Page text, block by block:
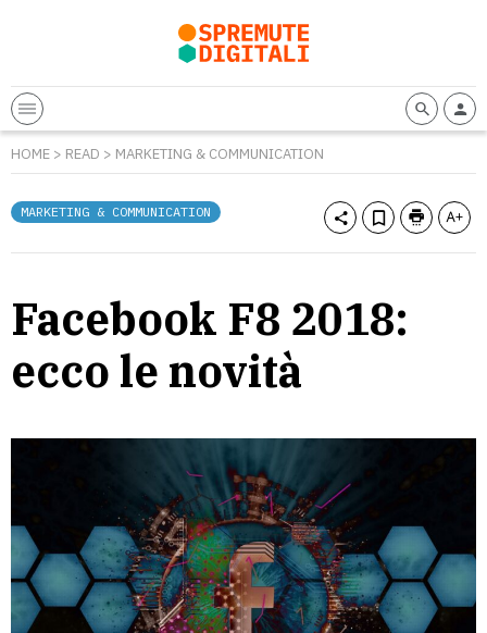
HOME > READ > MARKETING & COMMUNICATION
MARKETING & COMMUNICATION
Facebook F8 2018:
ecco le novità